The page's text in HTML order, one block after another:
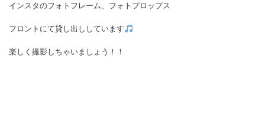
インスタのフォトフレーム、フォトプロップス
フロントにて貸し出ししています
楽しく撮影しちゃいましょう！！